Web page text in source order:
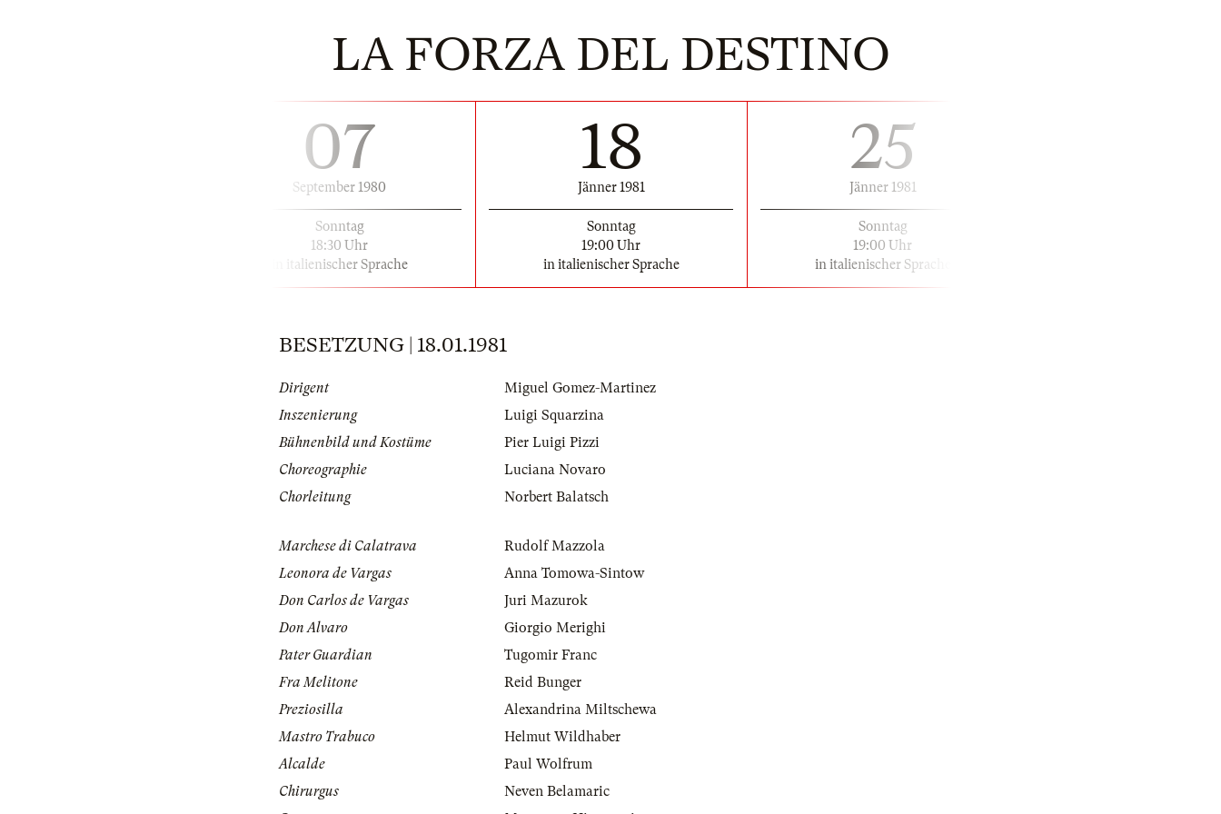
LA FORZA DEL DESTINO
07
September 1980
Sonntag
18:30 Uhr
in italienischer Sprache
18
Jänner 1981
Sonntag
19:00 Uhr
in italienischer Sprache
25
Jänner 1981
Sonntag
19:00 Uhr
in italienischer Sprache
BESETZUNG | 18.01.1981
Dirigent
Miguel Gomez-Martinez
Inszenierung
Luigi Squarzina
Bühnenbild und Kostüme
Pier Luigi Pizzi
Choreographie
Luciana Novaro
Chorleitung
Norbert Balatsch
Marchese di Calatrava
Rudolf Mazzola
Leonora de Vargas
Anna Tomowa-Sintow
Don Carlos de Vargas
Juri Mazurok
Don Alvaro
Giorgio Merighi
Pater Guardian
Tugomir Franc
Fra Melitone
Reid Bunger
Preziosilla
Alexandrina Miltschewa
Mastro Trabuco
Helmut Wildhaber
Alcalde
Paul Wolfrum
Chirurgus
Neven Belamaric